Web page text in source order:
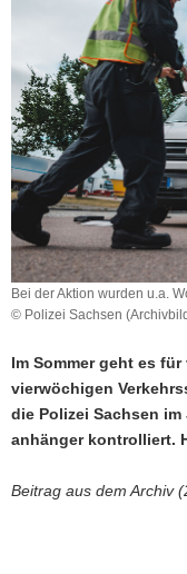
i
g
a
t
i
Bei der Aktion wurden u.a.
© Polizei Sachsen
Im Sommer geht es
vierwöchigen
die Polizei Sachsen
anhänger kontrolliert.
Beitrag aus dem Archiv